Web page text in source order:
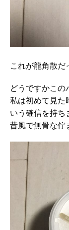
これが龍角散だ
どうですかこの
私は初めて見た
いう確信を持ち
昔風で無骨な佇